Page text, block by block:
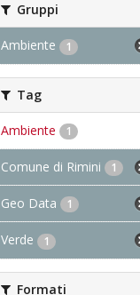
Gruppi
Ambiente 1
Tag
Ambiente 1
Comune di Rimini 1
Geo Data 1
Verde 1
Formati